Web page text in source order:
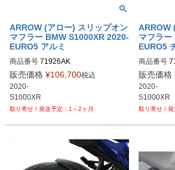
ARROW (アロー) スリップオン
マフラー BMW S1000XR 2020-
EURO5 アルミ
商品番号 71926AK
販売価格 ¥106,700税込
2020-
1～2ヶ月
ARROW
マフラー
EURO5
商品番号
販売価格
2020-